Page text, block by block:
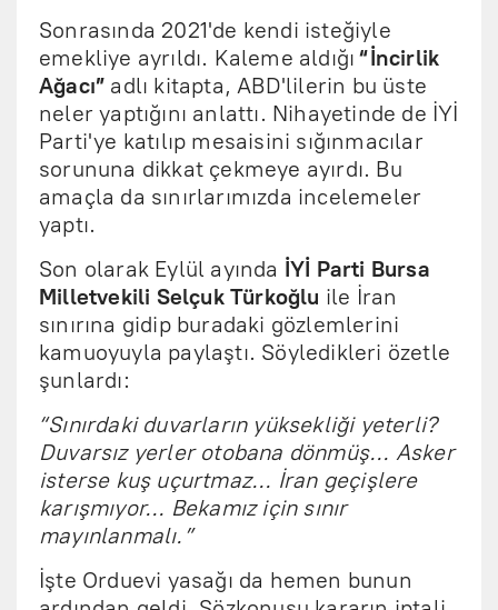
Sonrasında 2021'de kendi isteğiyle
emekliye ayrıldı. Kaleme aldığı “İncirlik
Ağacı” adlı kitapta, ABD'lilerin bu üste
neler yaptığını anlattı. Nihayetinde de İYİ
Parti'ye katılıp mesaisini sığınmacılar
sorununa dikkat çekmeye ayırdı. Bu
amaçla da sınırlarımızda incelemeler
yaptı.
Son olarak Eylül ayında İYİ Parti Bursa
Milletvekili Selçuk Türkoğlu ile İran
sınırına gidip buradaki gözlemlerini
kamuoyuyla paylaştı. Söyledikleri özetle
şunlardı:
“Sınırdaki duvarların yüksekliği yeterli?
Duvarsız yerler otobana dönmüş... Asker
isterse kuş uçurtmaz... İran geçişlere
karışmıyor... Bekamız için sınır
mayınlanmalı.”
İşte Orduevi yasağı da hemen bunun